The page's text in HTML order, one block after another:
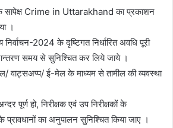
सापेक्ष Crime in Uttarakhand का प्रकाशन
।
2024 के दृष्टिगत निर्धारित अवधि पूरी
समय से सुनिश्चित कर लिये जाये ।
वाट्सअप्प/ ई-मेल के माध्यम से तामील की व्यवस्था
पूर्ण हो, निरीक्षक एवं उप निरीक्षकों के
का अनुपालन सुनिश्चित किया जाए ।